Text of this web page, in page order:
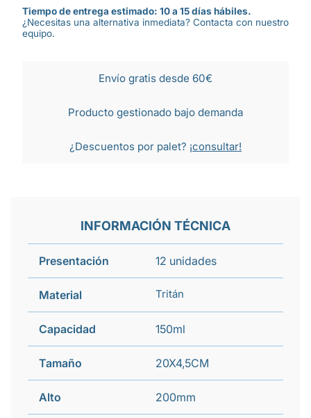
Tiempo de entrega estimado: 10 a 15 días hábiles.
¿Necesitas una alternativa inmediata? Contacta con nuestro
equipo.
Envío gratis desde 60€
Producto gestionado bajo demanda
¿Descuentos por palet? ¡consultar!
INFORMACIÓN TÉCNICA
Presentación 12 unidades
Material Tritán
Capacidad 150ml
Tamaño 20X4,5CM
Alto 200mm